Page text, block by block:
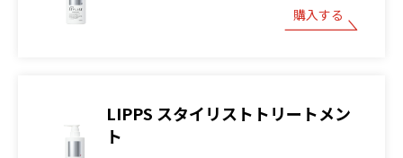
購入する
LIPPS スタイリストトリートメン
ト